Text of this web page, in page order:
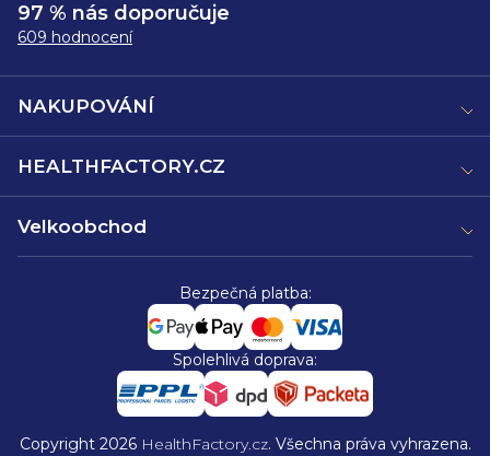
97 % nás doporučuje
609 hodnocení
NAKUPOVÁNÍ
HEALTHFACTORY.CZ
Velkoobchod
Bezpečná platba:
Spolehlivá doprava:
Copyright 2026 HealthFactory.cz. Všechna práva vyhrazena.